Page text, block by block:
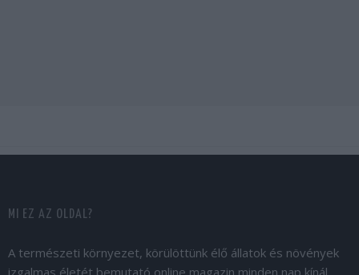
MI EZ AZ OLDAL?
A természeti környezet, körülöttünk élő állatok és növények
izgalmas életét bemutató online magazin minden nap kínál